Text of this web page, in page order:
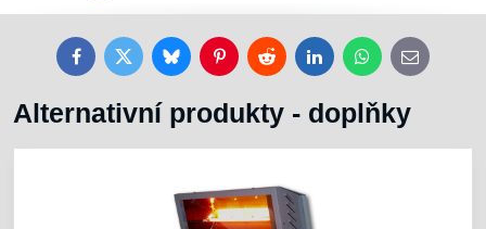
FacebookTwitterBlueskyPinterestRedditLinkedInWhatsApp
E-
mail
Alternativní produkty - doplňky